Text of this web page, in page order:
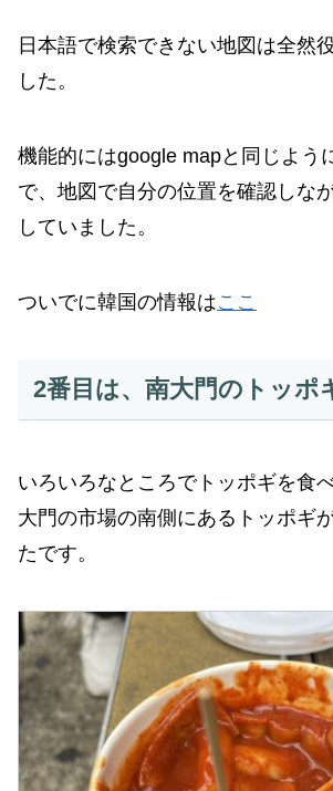
日本語で検索できない地図は全然
した。
機能的にはgoogle mapと同じよう
で、地図で自分の位置を確認しな
していました。
ついでに韓国の情報はここ
2番目は、南大門のトッポ
いろいろなところでトッポギを食
大門の市場の南側にあるトッポギ
たです。